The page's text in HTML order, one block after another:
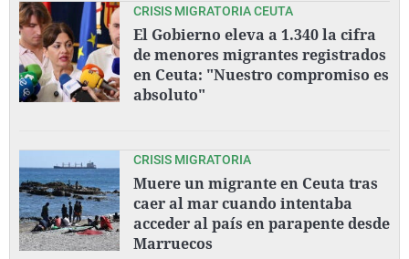
CRISIS MIGRATORIA CEUTA
El Gobierno eleva a 1.340 la cifra
de menores migrantes registrados
en Ceuta: "Nuestro compromiso es
absoluto"
CRISIS MIGRATORIA
Muere un migrante en Ceuta tras
caer al mar cuando intentaba
acceder al país en parapente desde
Marruecos